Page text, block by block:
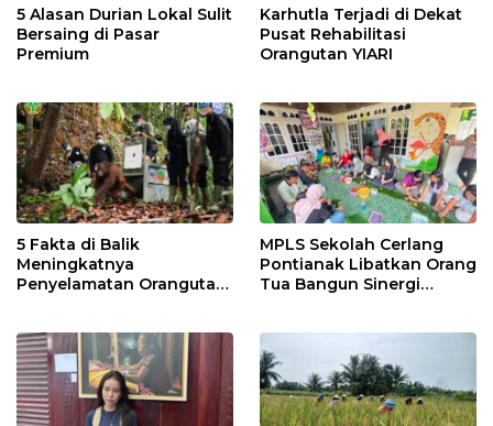
5 Alasan Durian Lokal Sulit
Bersaing di Pasar
Premium
Karhutla Terjadi di Dekat
Pusat Rehabilitasi
Orangutan YIARI
5 Fakta di Balik
Meningkatnya
Penyelamatan Orangutan
MPLS Sekolah Cerlang
Pontianak Libatkan Orang
Tua Bangun Sinergi